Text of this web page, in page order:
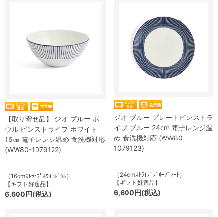
【取り寄せ品】 ジオ ブルー ボ
ウル ピンストライプ ホワイト
16㎝ 電子レンジ温め 食洗機対応
(WW80-1079122)
（16cmｽﾄﾗｲﾌﾟﾎﾜｲﾄﾎﾞｳﾙ）
【ギフト好適品】
6,600円(税込)
ジオ ブルー プレートピンストラ
イプ ブルー 24cm 電子レンジ温
め 食洗機対応 (WW80-
1079123)
（24cmｽﾄﾗｲﾌﾟﾌﾞﾙｰﾌﾟﾚｰﾄ）
【ギフト好適品】
6,600円(税込)